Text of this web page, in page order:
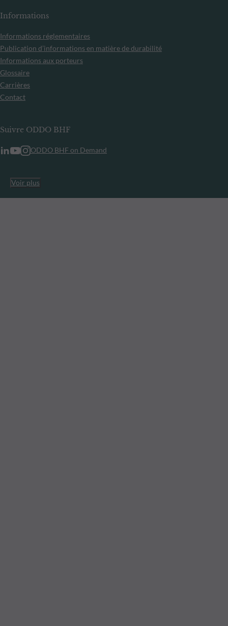
Informations
Informations réglementaires
Publication d’informations en matière de durabilité
Informations aux porteurs
Glossaire
Carrières
Contact
Suivre ODDO BHF
ODDO BHF on Demand
Voir plus